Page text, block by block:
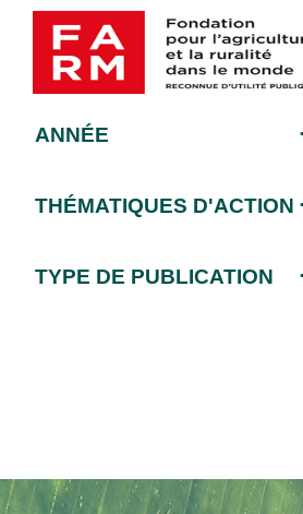
Passer
contenu
Afrique
ANNÉE
THÉMATIQUES D'ACTION
TYPE DE PUBLICATION